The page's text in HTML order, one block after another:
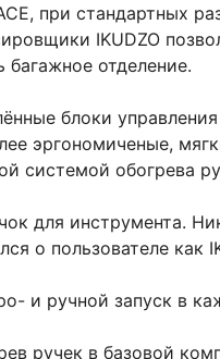
при стандартных
IKUDZO
багажное отделение.
блоки
эргономиченые,
системой обогрева
для инструмента.
о пользователе как
и ручной запуск в
ручек в базовой